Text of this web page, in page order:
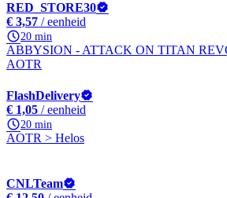
RED_STORE30
€ 3,57 / eenheid
20 min
ABBYSION - ATTACK ON TITAN
AOTR
FlashDelivery
€ 1,05 / eenheid
20 min
AOTR > Helos
CNLTeam